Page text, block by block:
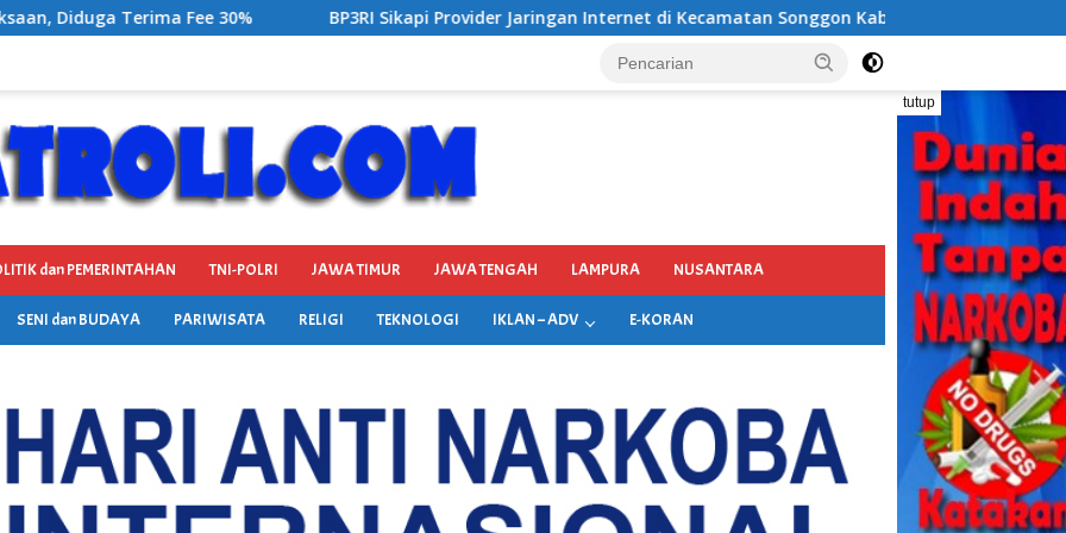
BP3RI Sikapi Provider Jaringan Internet di Kecamatan Songgon Kabupaten Banyuwangi
tutup
dan PEMERINTAHAN TNI-POLRI JAWA TIMUR JAWA TENGAH LAMPURA NUSANTARA
SENI dan BUDAYA PARIWISATA RELIGI TEKNOLOGI IKLAN – ADV E-KORAN